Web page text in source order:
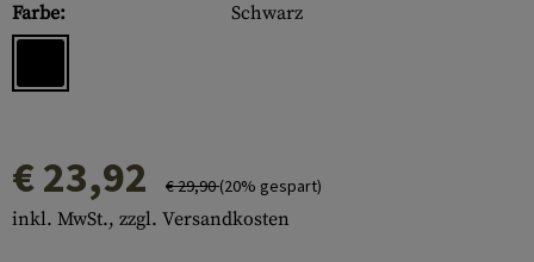
Farbe:
Schwarz
€ 23,92 € 29,90(20% gespart)
inkl. MwSt., zzgl. Versandkosten